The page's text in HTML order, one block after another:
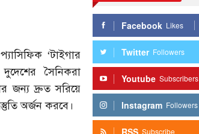
‘টাইগার
দুদেশের সৈনিকরা
জন্য দ্রুত সরিয়ে
অর্জন করবে।
Facebook Likes
Twitter Followers
Youtube Subscribers
Instagram Followers
Subscribe